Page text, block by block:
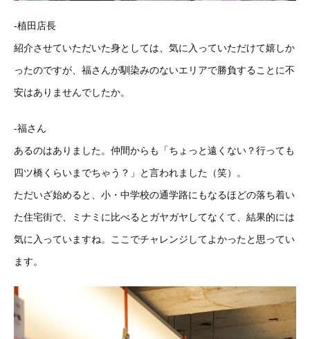
-植田店長
紹介させていただいた身としては、気に入っていただけて嬉しか
ったのですが、福さんが馴染みのないエリアで勝負することに不
安はありませんでしたか。
-福さん
あるのはありました。仲間からも「ちょっと遠くない？行っても
四ツ橋くらいまでちゃう？」と言われました（笑）。
ただいざ始めると、小・中学校の通学路にもなるほどの落ち着い
た住宅街で、ミナミに比べるとガヤガヤしてなくて、結果的には
気に入っていますね。ここでチャレンジしてよかったと思ってい
ます。